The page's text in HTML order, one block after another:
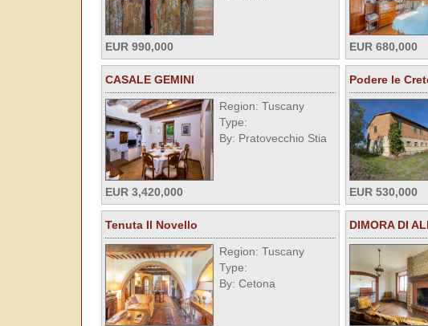
EUR 990,000 EUR 680,000
CASALE GEMINI
Region: Tuscany
Type:
By: Pratovecchio Stia
EUR 3,420,000
Podere le
EUR 530,000
Tenuta Il Novello
Region: Tuscany
Type:
By: Cetona
DIMORA DI